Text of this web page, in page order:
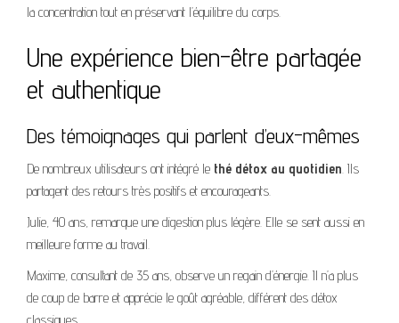
la concentration tout en préservant l’équilibre du corps.
Une expérience bien-être partagée
et authentique
Des témoignages qui parlent d’eux-mêmes
De nombreux utilisateurs ont intégré le thé détox au quotidien. Ils
partagent des retours très positifs et encourageants.
Julie, 40 ans, remarque une digestion plus légère. Elle se sent aussi en
meilleure forme au travail.
Maxime, consultant de 35 ans, observe un regain d’énergie. Il n’a plus
de coup de barre et apprécie le goût agréable, différent des détox